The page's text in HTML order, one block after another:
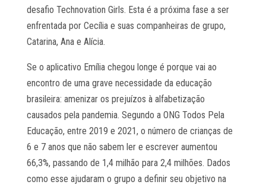
desafio Technovation Girls. Esta é a próxima fase a ser
enfrentada por Cecília e suas companheiras de grupo,
Catarina, Ana e Alícia.
Se o aplicativo Emília chegou longe é porque vai ao
encontro de uma grave necessidade da educação
brasileira: amenizar os prejuízos à alfabetização
causados pela pandemia. Segundo a ONG Todos Pela
Educação, entre 2019 e 2021, o número de crianças de
6 e 7 anos que não sabem ler e escrever aumentou
66,3%, passando de 1,4 milhão para 2,4 milhões. Dados
como esse ajudaram o grupo a definir seu objetivo na